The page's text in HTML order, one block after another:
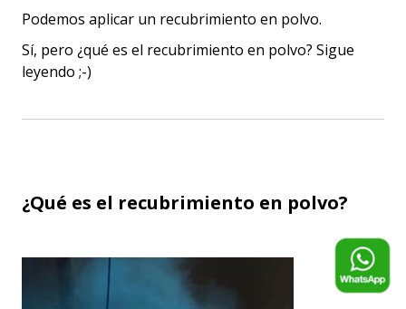
Podemos aplicar un recubrimiento en polvo.
Sí, pero ¿qué es el recubrimiento en polvo? Sigue
leyendo ;-)
¿Qué es el recubrimiento en polvo?